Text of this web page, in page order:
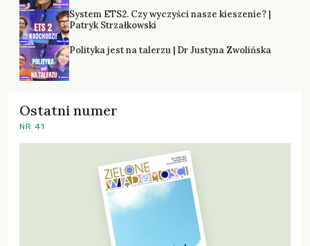
System ETS2. Czy wyczyści nasze kieszenie? |
Patryk Strzałkowski
Polityka jest na talerzu | Dr Justyna Zwolińska
Ostatni numer
NR 41